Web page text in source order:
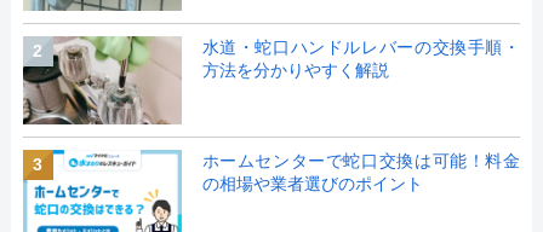
2
水道・蛇口ハンドルレバーの交換手順・
方法を分かりやすく解説
3
ホームセンターで蛇口交換は可能！料金
の相場や業者選びのポイント